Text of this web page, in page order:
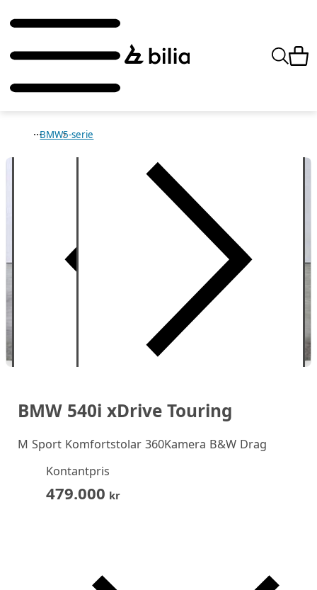
BMW5-serie
BMW 540i xDrive Touring
M Sport Komfortstolar 360Kamera B&W Drag
Kontantpris
479.000 kr